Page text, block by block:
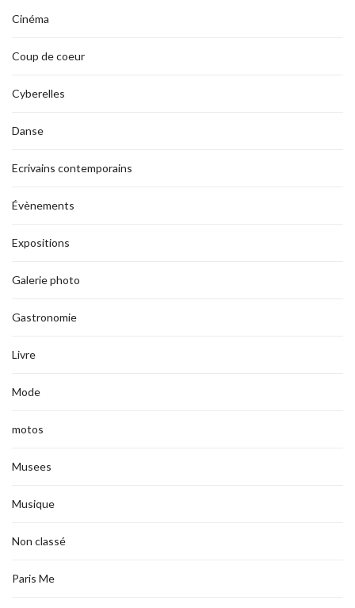
Cinéma
Coup de coeur
Cyberelles
Danse
Ecrivains contemporains
Évènements
Expositions
Galerie photo
Gastronomie
Livre
Mode
motos
Musees
Musique
Non classé
Paris Me